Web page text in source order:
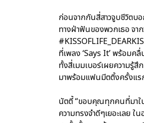
ก่อนจากกันสี่สาวจูบชีวิตบอ
ทางฝ่าฟันของพวกเธอ จ
ที่เพลง ‘Says It’ พร้อมค
ทั้งสี่เมมเบอร์เผยความรู้สึ
มาพร้อมแฟนมีตติ้งครั้งแร
นัตตี้ “ขอบคุณทุกคนที่มาใน
ความทรงจำดีๆเยอะเลย ใ